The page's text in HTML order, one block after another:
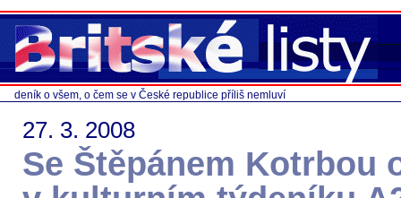
deník o všem, o čem se v České republice příliš nemluví
27. 3. 2008
Se Štěpánem Kotrbou